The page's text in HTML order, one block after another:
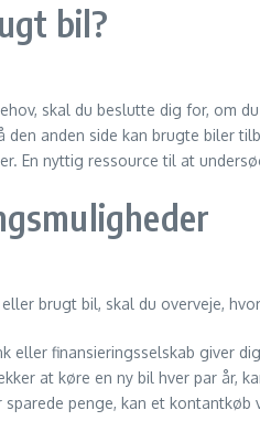
bil?
skal du beslutte dig for, om
den anden side kan brugte biler
En nyttig ressource til at
brugt bil, skal du overveje,
eller finansieringsselskab giver
at køre en ny bil hver par år,
sparede penge, kan et